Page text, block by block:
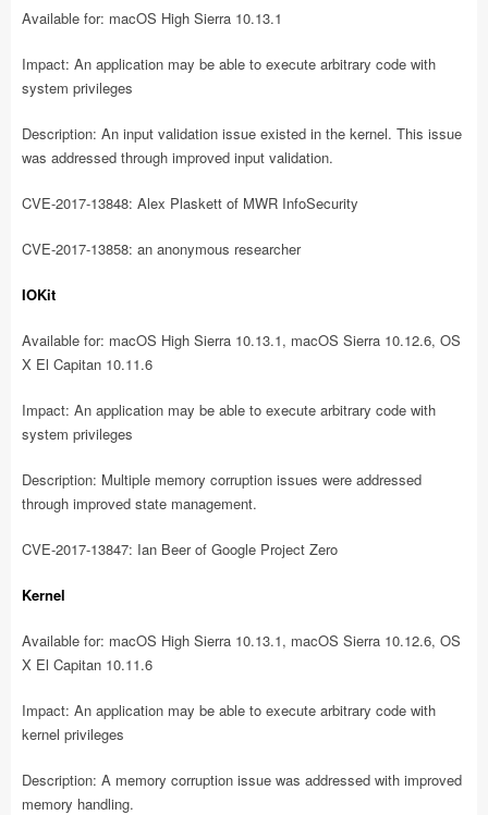
Available for: macOS High Sierra 10.13.1
Impact: An application may be able to execute arbitrary code with
system privileges
Description: An input validation issue existed in the kernel. This issue
was addressed through improved input validation.
CVE-2017-13848: Alex Plaskett of MWR InfoSecurity
CVE-2017-13858: an anonymous researcher
IOKit
Available for: macOS High Sierra 10.13.1, macOS Sierra 10.12.6, OS
X El Capitan 10.11.6
Impact: An application may be able to execute arbitrary code with
system privileges
Description: Multiple memory corruption issues were addressed
through improved state management.
CVE-2017-13847: Ian Beer of Google Project Zero
Kernel
Available for: macOS High Sierra 10.13.1, macOS Sierra 10.12.6, OS
X El Capitan 10.11.6
Impact: An application may be able to execute arbitrary code with
kernel privileges
Description: A memory corruption issue was addressed with improved
memory handling.